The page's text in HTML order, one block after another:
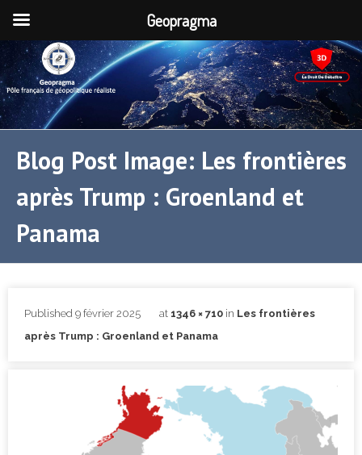
Blog Post Image: Les frontières
après Trump : Groenland et
Panama
Published 9 février 2025 at 1346 × 710 in Les frontières
après Trump : Groenland et Panama
Geopragma